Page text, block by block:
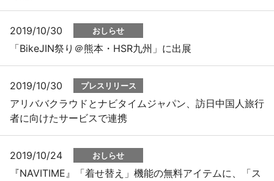
2019/10/30 おしらせ
「BikeJIN祭り＠熊本・HSR九州」に出展
2019/10/30 プレスリリース
アリババクラウドとナビタイムジャパン、訪日中国人旅行
者に向けたサービスで連携
2019/10/24 おしらせ
『NAVITIME』「着せ替え」機能の無料アイテムに、「ス